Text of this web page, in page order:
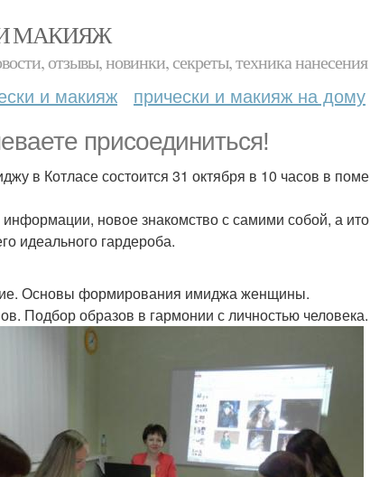
МАКИЯЖ
отзывы, новинки, секреты, техника нанесения
и макияж прически и макияж на дому
присоединиться!
в Котласе состоится 31 октября в 10 часов в
новое знакомство с самими собой, а
идеального гардероба.
Основы формирования имиджа женщины.
Подбор образов в гармонии с личностью человека.